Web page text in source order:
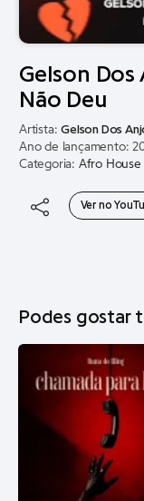
Gelson Dos
Não Deu
Artista:Gelson Dos
Ano de lançamento:
Categoria: Afro House
Ver no
Podes gostar